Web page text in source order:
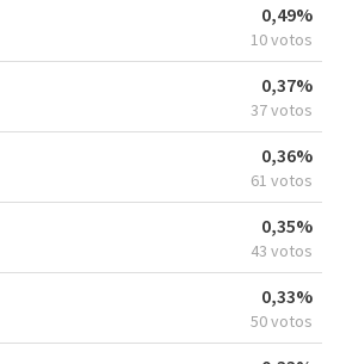
0,49%
10 votos
0,37%
37 votos
0,36%
61 votos
0,35%
43 votos
0,33%
50 votos